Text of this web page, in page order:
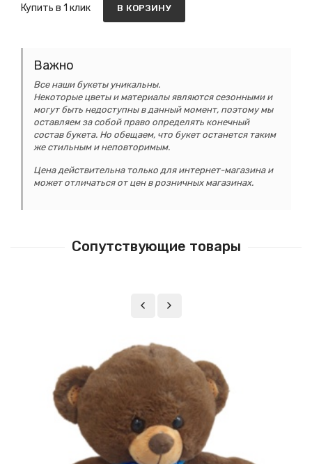
Купить в 1 клик В КОРЗИНУ
Важно
Все наши букеты уникальны.
Некоторые цветы и материалы являются сезонными и
могут быть недоступны в данный момент, поэтому мы
оставляем за собой право определять конечный
состав букета. Но обещаем, что букет останется таким
же стильным и неповторимым.
Цена действительна только для интернет-магазина и
может отличаться от цен в розничных магазинах.
Сопутствующие товары